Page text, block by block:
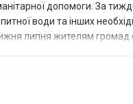
допомоги. За
води та інших
липня жителям